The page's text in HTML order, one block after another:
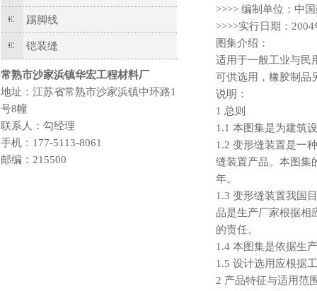
踢脚线
铠装缝
常熟市沙家浜镇华宏工程材料厂
地址：江苏省常熟市沙家浜镇中环路1
号8幢
联系人：勾经理
手机：177-5113-8061
邮编：215500
>>>> 编制单位：中
>>>>实行日期：
图集介绍：
适用于一般工业与民
可供选用，橡胶制品
说明：
1 总则
1.1 本图集是为建筑
1.2 变形缝装置是一
缝装置产品。本图集
年。
1.3 变形缝装置我国
品是生产厂家根据相
的责任。
1.4 本图集是依据生
1.5 设计选用应根据
2 产品特征与适用范